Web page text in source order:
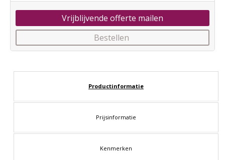
Vrijblijvende offerte mailen
Bestellen
Productinformatie
Prijsinformatie
Kenmerken